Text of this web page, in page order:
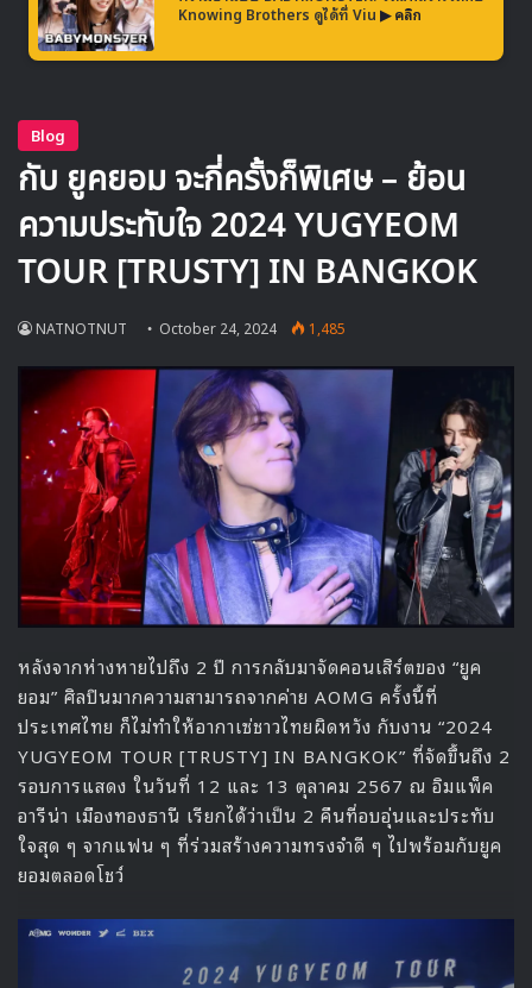
🎙GYUBIN ปลื้มเมืองไทยขนาดไหน? ถึงกลับมาถ่าย
MV เพลงใหม่ LIKE U 100 ที่กรุงเทพ
▶ คลิกดูสัมภาษณ์พิเศษ
วง
ยูยอนเล่าถึงการประชุมครั้งแรกกับทีมงานของเธอว่า
“ตอนนั้นมี
คำโปรยใน YouTube ที่บอกว่า ‘เป็นหนึ่งและยี่สิบสี่’ เลยคิด
ว่า ‘จริงเหรอ เป็น 24 คนจริง ๆ เหรอ?’ ก็เลยถามตรง ๆ ว่า
‘จะมีสมาชิก 24 คนจริง ๆ ใช่ไหม?’ ทีมงานกลับตอบว่า ‘ยู
ยอน คิดว่ามันจะเป็นไปได้จริงเหรอ?’”
ยูยอนเล่าต่อไปว่า เธอเคยสอบถามเรื่องนี้อีกครั้ง เพราะเห็น
ข้อมูลในสื่อและ YouTube ระบุชัดเจน แต่ได้รับคำตอบว่า “ไม่
ต้องกังวล จะไม่มีทางที่สมาชิกทั้ง 24 คนจะขึ้นเวทีพร้อมกัน
แน่นอน”แต่เมื่อเวลาผ่านไป 2 ปี ความจริงกลับเปลี่ยนไป
ทำเอายูยอนถึงกับพูดออกมา“สุดท้ายก็เปลี่ยนคำพูดค่ะ”
เรียกเสียงหัวเราะและความแปลกใจให้กับทุกคนที่ฟัง
Knowing Brothers ดูได้ที่ Viu ▶ คลิก